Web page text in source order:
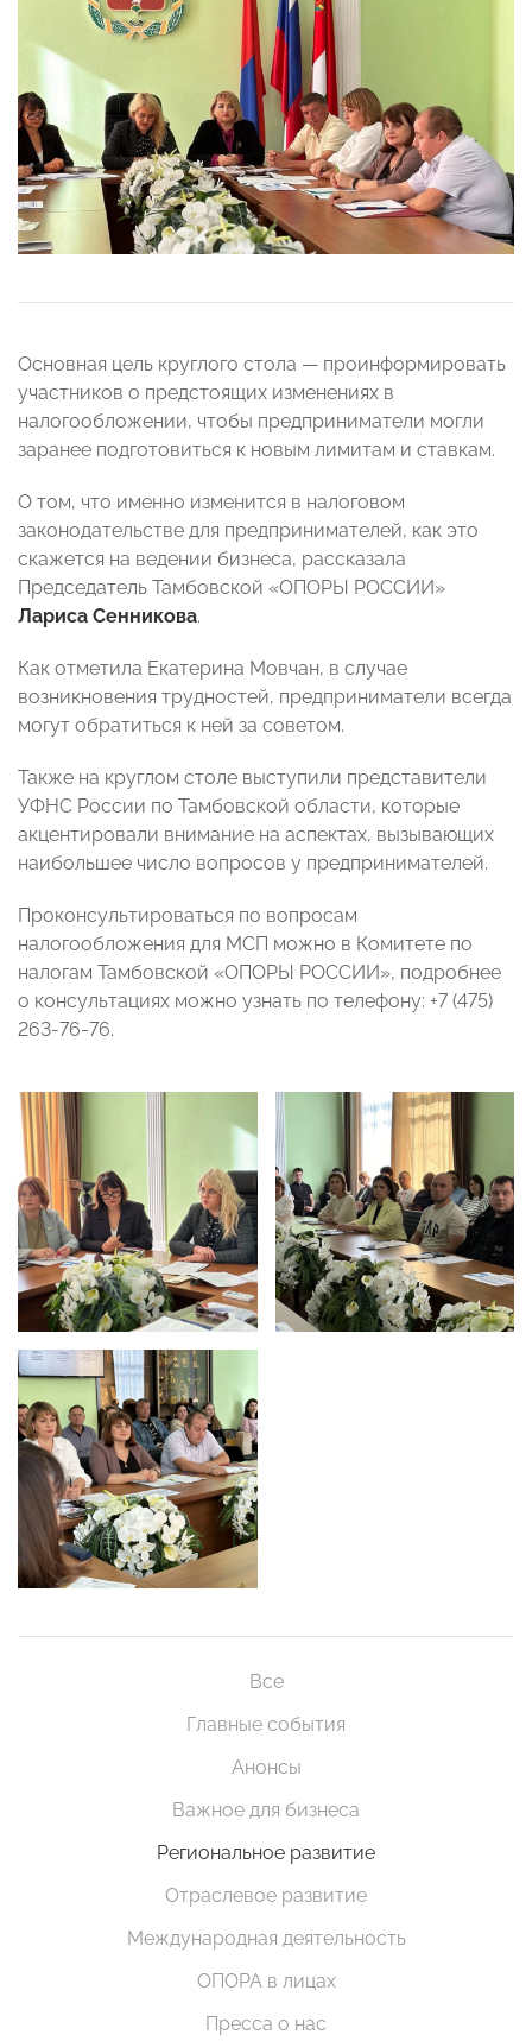
Основная цель круглого стола — проинформировать
участников о предстоящих изменениях в
налогообложении, чтобы предприниматели могли
заранее подготовиться к новым лимитам и ставкам.
О том, что именно изменится в налоговом
законодательстве для предпринимателей, как это
скажется на ведении бизнеса, рассказала
Председатель Тамбовской «ОПОРЫ РОССИИ»
Лариса Сенникова.
Как отметила Екатерина Мовчан, в случае
возникновения трудностей, предприниматели всегда
могут обратиться к ней за советом.
Также на круглом столе выступили представители
УФНС России по Тамбовской области, которые
акцентировали внимание на аспектах, вызывающих
наибольшее число вопросов у предпринимателей.
Проконсультироваться по вопросам
налогообложения для МСП можно в Комитете по
налогам Тамбовской «ОПОРЫ РОССИИ», подробнее
о консультациях можно узнать по телефону: +7 (475)
263-76-76.
Все
Главные события
Анонсы
Важное для бизнеса
Региональное развитие
Отраслевое развитие
Международная деятельность
ОПОРА в лицах
Пресса о нас